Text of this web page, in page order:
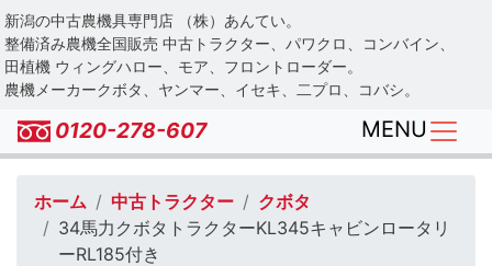
Skip
to
main
content
新潟の中古農機具専門店 （株）あんてい。
整備済み農機全国販売 中古トラクター、パワクロ、コンバイン、
田植機 ウィングハロー、モア、フロントローダー。
農機メーカークボタ、ヤンマー、イセキ、二プロ、コバシ。
0120-278-607 MENU
ホーム 中古トラクター
クボタ
34馬力クボタトラクターKL345キャビンロータリ
ーRL185付き